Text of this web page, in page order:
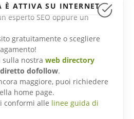
È ATTIVA SU INTERNET
esperto SEO oppure un
gratuitamente o scegliere
sulla nostra web directory
dofollow.
maggiore, puoi richiedere
home page.
conformi alle linee guida di